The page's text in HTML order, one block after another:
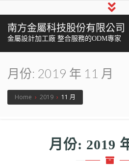
南方金屬科技股份有限公司
金屬設計加工廠 整合服務的ODM專家
月份: 2019 年 11 月
Home › 2019 › 11 月
月份: 2019